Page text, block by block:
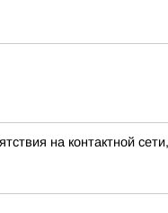
на контактной